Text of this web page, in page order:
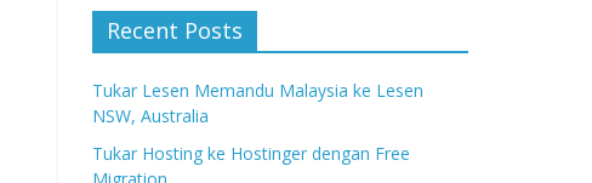
Recent Posts
Tukar Lesen Memandu Malaysia ke Lesen
NSW, Australia
Tukar Hosting ke Hostinger dengan Free